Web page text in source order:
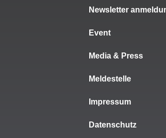
Newsletter
Event
Media & Press
Meldestelle
Impressum
Datenschutz